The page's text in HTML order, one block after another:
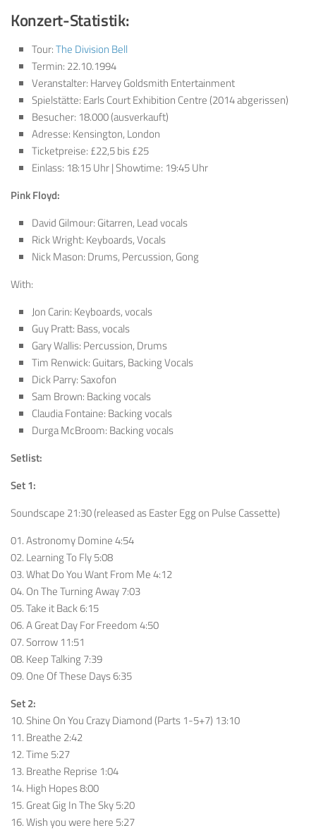
Konzert-Statistik:
Tour:The Division Bell
Termin: 22.10.1994
Veranstalter: Harvey Goldsmith Entertainment
Spielstätte: Earls Court Exhibition Centre (2014 abgerissen)
Besucher: 18.000 (ausverkauft)
Adresse: Kensington, London
Ticketpreise: £22,5 bis £25
Einlass: 18:15 Uhr | Showtime: 19:45 Uhr
Pink Floyd:
David Gilmour: Gitarren, Lead vocals
Rick Wright: Keyboards, Vocals
Nick Mason: Drums, Percussion, Gong
With:
Jon Carin: Keyboards, vocals
Guy Pratt: Bass, vocals
Gary Wallis: Percussion, Drums
Tim Renwick: Guitars, Backing Vocals
Dick Parry: Saxofon
Sam Brown: Backing vocals
Claudia Fontaine: Backing vocals
Durga McBroom: Backing vocals
Setlist:
Set 1:
Soundscape 21:30 (released as Easter Egg on Pulse Cassette)
01. Astronomy Domine 4:54
02. Learning To Fly 5:08
03. What Do You Want From Me 4:12
04. On The Turning Away 7:03
05. Take it Back 6:15
06. A Great Day For Freedom 4:50
07. Sorrow 11:51
08. Keep Talking 7:39
09. One Of These Days 6:35
Set 2:
10. Shine On You Crazy Diamond (Parts 1-5+7) 13:10
11. Breathe 2:42
12. Time 5:27
13. Breathe Reprise 1:04
14. High Hopes 8:00
15. Great Gig In The Sky 5:20
16. Wish you were here 5:27